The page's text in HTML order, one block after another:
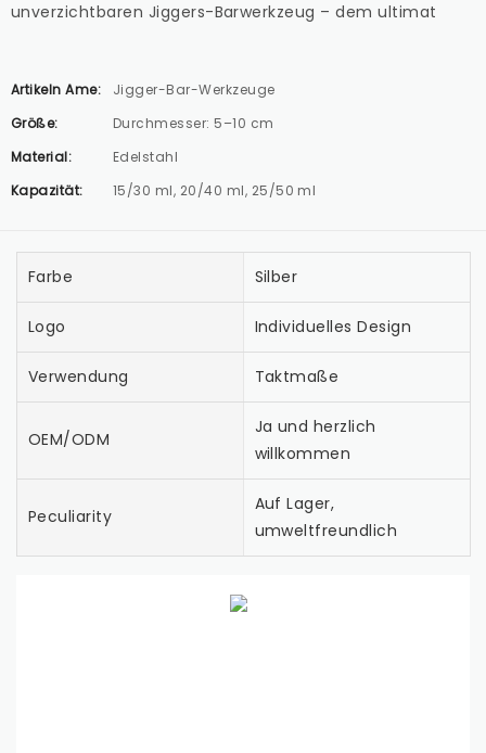
unverzichtbaren Jiggers-Barwerkzeug – dem ultimat
Artikeln Ame:
Jigger-Bar-Werkzeuge
Größe:
Durchmesser: 5–10 cm
Material:
Edelstahl
Kapazität:
15/30 ml, 20/40 ml, 25/50 ml
Farbe Silber
Logo Individuelles Design
Verwendung Taktmaße
OEM/ODM
Ja und herzlich
willkommen
Peculiarity
Auf Lager,
umweltfreundlich